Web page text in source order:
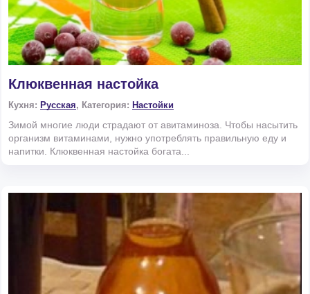
Клюквенная настойка
Кухня: Русская, Категория: Настойки
Зимой многие люди страдают от авитаминоза. Чтобы насытить
организм витаминами, нужно употреблять правильную еду и
напитки. Клюквенная настойка богата...